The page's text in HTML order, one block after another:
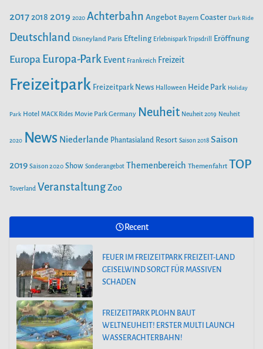
e
n
o
o
g
r
m
b
e
2017 2018 2019 2020 Achterbahn Angebot Bayern Coaster Dark Ride
Deutschland Disneyland Paris Efteling Erlebnispark Tripsdrill Eröffnung
Europa Europa-Park Event Frankreich Freizeit
Freizeitpark Freizeitpark News Halloween Heide Park Holiday
Park Hotel MACK Rides Movie Park Germany Neuheit Neuheit 2019 Neuheit
2020 News Niederlande Phantasialand Resort Saison 2018 Saison
2019 Saison 2020 Show Sonderangebot Themenbereich Themenfahrt TOP
Toverland VeranstaltungZoo
Recent
FEUER IM FREIZEITPARK FREIZEIT-LAND
GEISELWIND SORGT FÜR MASSIVEN
SCHADEN
FREIZEITPARK PLOHN BAUT
WELTNEUHEIT! ERSTER MULTI LAUNCH
WASSERACHTERBAHN!